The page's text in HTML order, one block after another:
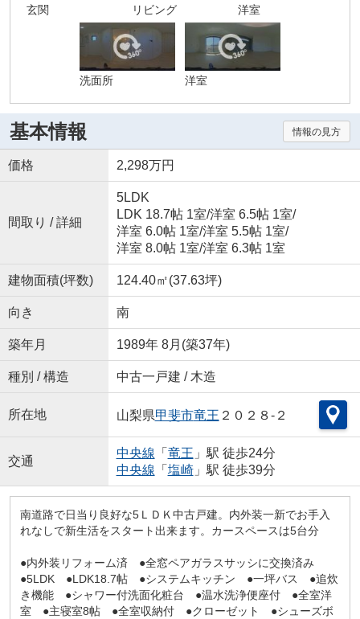
玄関 リビング 洋室
洗面所 洋室
基本情報 情報の見方
価格 2,298万円
間取り / 詳細
5LDK
LDK 18.7帖 1室/洋室 6.5帖 1室/
洋室 6.0帖 1室/洋室 5.5帖 1室/
洋室 8.0帖 1室/洋室 6.3帖 1室
建物面積(坪数) 124.40㎡(37.63坪)
向き 南
築年月 1989年 8月(築37年)
種別 / 構造 中古一戸建 / 木造
所在地 山梨県甲斐市竜王 ２０２８-２
交通
中央線 「 竜王 」駅 徒歩24分
中央線 「 塩崎」駅 徒歩39分
南道路で日当り良好な5ＬＤＫ中古戸建。内外装一新でお手入
れなしで新生活をスタート出来ます。カースペースは5台分
●内外装リフォーム済 ●全窓ペアガラスサッシに交換済み
●5LDK ●LDK18.7帖 ●システムキッチン ●一坪バス ●追炊
き機能 ●シャワー付洗面化粧台 ●温水洗浄便座付 ●全室洋
室 ●主寝室8帖 ●全室収納付 ●クローゼット ●シューズボ